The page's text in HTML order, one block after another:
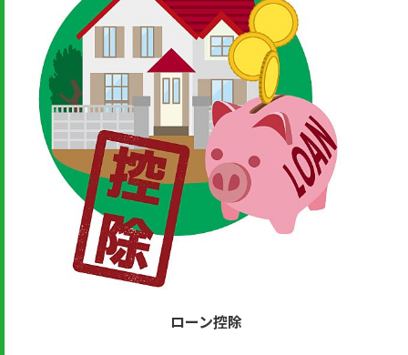
ローン控除